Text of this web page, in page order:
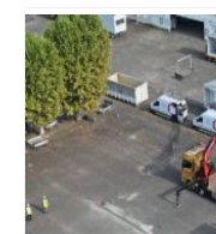
Près de Toulouse :
économique, un
fermé en fin de
déviations – Actu.fr